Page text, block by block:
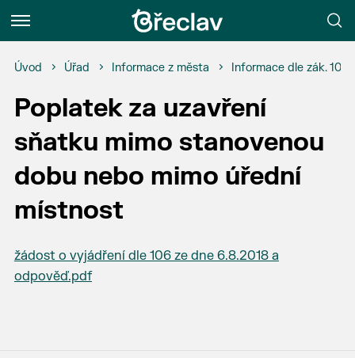
Menu
Úvod Úřad Informace z města Informace dle zák.
Poplatek za uzavření
sňatku mimo stanovenou
dobu nebo mimo úřední
místnost
žádost o vyjádření dle 106 ze dne 6.8.2018 a
odpověď.pdf